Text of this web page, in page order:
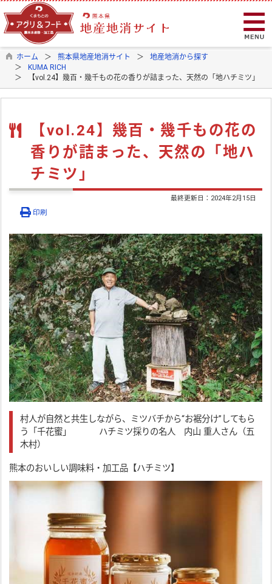
ホーム 熊本県地産地消サイト
地産地消から探す
KUMA RICH
【vol.24】幾百・幾千もの花の香りが詰まった、天然の「地ハチミツ」
【vol.24】幾百・幾千もの花の
香りが詰まった、天然の「地ハ
チミツ」
最終更新日： 2024年2月15日
印刷
村人が自然と共生しながら、ミツバチから“お裾分け”してもら
う「千花蜜」 ハチミツ採りの名人 内山 重人さん（五
木村）
熊本のおいしい調味料・加工品【ハチミツ】